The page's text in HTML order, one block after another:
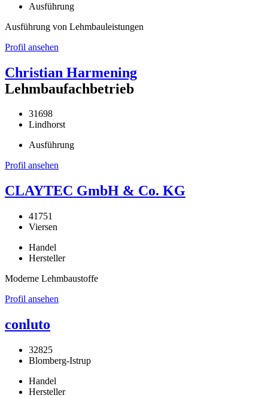
Ausführung
Ausführung von Lehmbauleistungen
Profil ansehen
Christian Harmening
Lehmbaufachbetrieb
31698
Lindhorst
Ausführung
Profil ansehen
CLAYTEC GmbH & Co. KG
41751
Viersen
Handel
Hersteller
Moderne Lehmbaustoffe
Profil ansehen
conluto
32825
Blomberg-Istrup
Handel
Hersteller